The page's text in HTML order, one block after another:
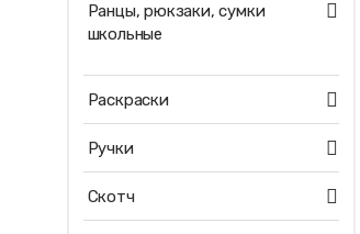
Ранцы, рюкзаки, сумки
школьные
Раскраски
Ручки
Скотч